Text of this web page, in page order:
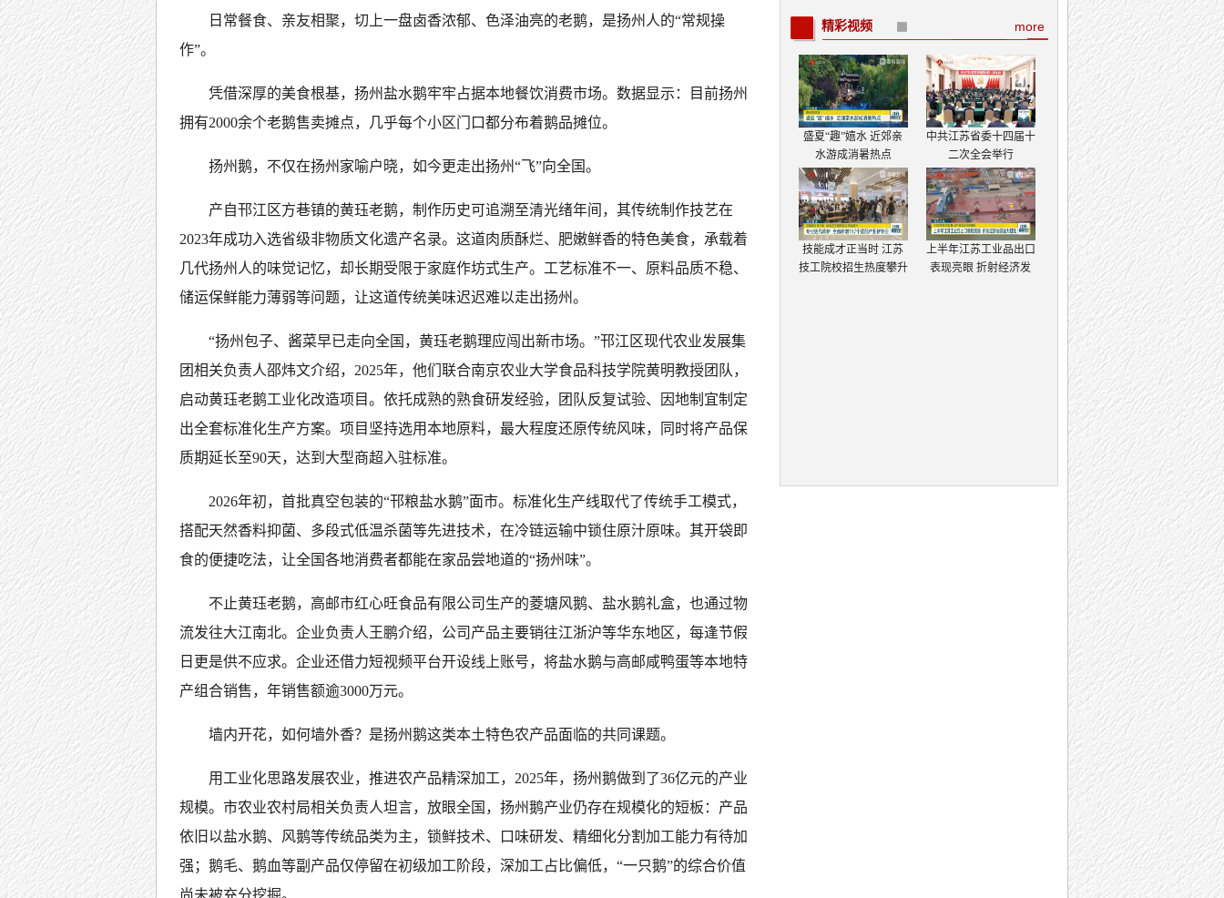
日常餐食、亲友相聚，切上一盘卤香浓郁、色泽油亮的老鹅，是扬州人的“常规操
作”。
凭借深厚的美食根基，扬州盐水鹅牢牢占据本地餐饮消费市场。数据显示：目前扬州
拥有2000余个老鹅售卖摊点，几乎每个小区门口都分布着鹅品摊位。
扬州鹅，不仅在扬州家喻户晓，如今更走出扬州“飞”向全国。
产自邗江区方巷镇的黄珏老鹅，制作历史可追溯至清光绪年间，其传统制作技艺在
2023年成功入选省级非物质文化遗产名录。这道肉质酥烂、肥嫩鲜香的特色美食，承载着
几代扬州人的味觉记忆，却长期受限于家庭作坊式生产。工艺标准不一、原料品质不稳、
储运保鲜能力薄弱等问题，让这道传统美味迟迟难以走出扬州。
“扬州包子、酱菜早已走向全国，黄珏老鹅理应闯出新市场。”邗江区现代农业发展集
团相关负责人邵炜文介绍，2025年，他们联合南京农业大学食品科技学院黄明教授团队，
启动黄珏老鹅工业化改造项目。依托成熟的熟食研发经验，团队反复试验、因地制宜制定
出全套标准化生产方案。项目坚持选用本地原料，最大程度还原传统风味，同时将产品保
质期延长至90天，达到大型商超入驻标准。
2026年初，首批真空包装的“邗粮盐水鹅”面市。标准化生产线取代了传统手工模式，
搭配天然香料抑菌、多段式低温杀菌等先进技术，在冷链运输中锁住原汁原味。其开袋即
食的便捷吃法，让全国各地消费者都能在家品尝地道的“扬州味”。
不止黄珏老鹅，高邮市红心旺食品有限公司生产的菱塘风鹅、盐水鹅礼盒，也通过物
流发往大江南北。企业负责人王鹏介绍，公司产品主要销往江浙沪等华东地区，每逢节假
日更是供不应求。企业还借力短视频平台开设线上账号，将盐水鹅与高邮咸鸭蛋等本地特
产组合销售，年销售额逾3000万元。
墙内开花，如何墙外香？是扬州鹅这类本土特色农产品面临的共同课题。
用工业化思路发展农业，推进农产品精深加工，2025年，扬州鹅做到了36亿元的产业
规模。市农业农村局相关负责人坦言，放眼全国，扬州鹅产业仍存在规模化的短板：产品
依旧以盐水鹅、风鹅等传统品类为主，锁鲜技术、口味研发、精细化分割加工能力有待加
强；鹅毛、鹅血等副产品仅停留在初级加工阶段，深加工占比偏低，“一只鹅”的综合价值
尚未被充分挖掘。
more
精彩视频
盛夏“趣”嬉水 近郊亲
水游成消暑热点
中共江苏省委十四届十
二次全会举行
技能成才正当时 江苏
技工院校招生热度攀升
上半年江苏工业品出口
表现亮眼 折射经济发